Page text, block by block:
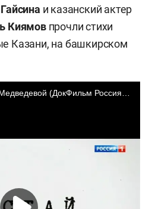
и казанский актер
Киямов прочли стихи
Казани, на башкирском